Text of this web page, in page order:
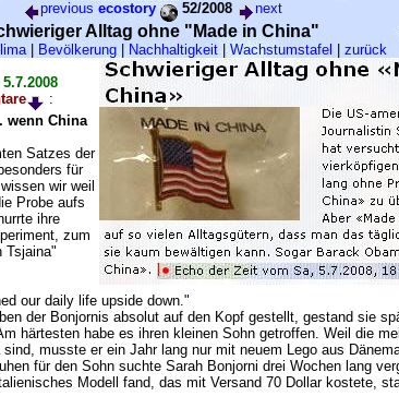
previous ecostory 52/2008 next
Alltag ohne "Made in China"
| Bevölkerung| Nachhaltigkeit| Wachstumstafel
zurück
:
wenn China
Satzes der
für
wir weil
Probe aufs
ihre
zum
Tsjaina"
our daily life upside down."
der Bonjornis absolut auf den Kopf gestellt, gestand sie
härtesten habe es ihren kleinen Sohn getroffen. Weil die
musste er ein Jahr lang nur mit neuem Lego aus
für den Sohn suchte Sarah Bonjorni drei Wochen lang
Modell fand, das mit Versand 70 Dollar kostete,